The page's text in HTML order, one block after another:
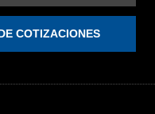
COTIZACIONES